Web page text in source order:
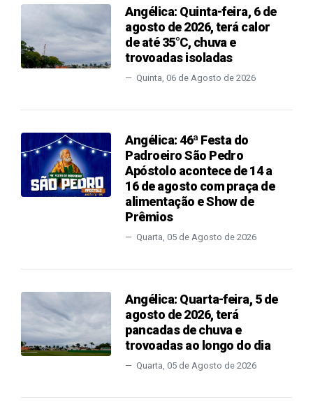
Angélica: Quinta-feira, 6 de
agosto de 2026, terá calor
de até 35°C, chuva e
trovoadas isoladas
Quinta, 06 de Agosto de 2026
Angélica: 46ª Festa do
Padroeiro São Pedro
Apóstolo acontece de 14 a
16 de agosto com praça de
alimentação e Show de
Prêmios
Quarta, 05 de Agosto de 2026
Angélica: Quarta-feira, 5 de
agosto de 2026, terá
pancadas de chuva e
trovoadas ao longo do dia
Quarta, 05 de Agosto de 2026